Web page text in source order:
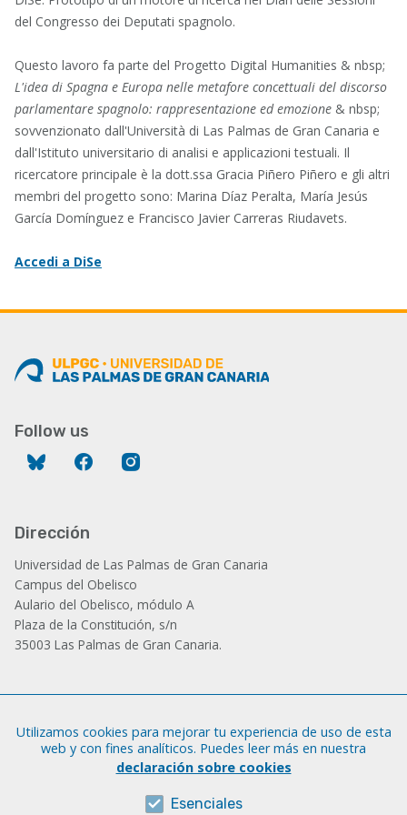
del Congresso dei Deputati spagnolo.
Questo lavoro fa parte del Progetto Digital Humanities & nbsp;
L'idea di Spagna e Europa nelle metafore concettuali del discorso
parlamentare spagnolo: rappresentazione ed emozione & nbsp;
sovvenzionato dall'Università di Las Palmas de Gran Canaria e
dall'Istituto universitario di analisi e applicazioni testuali. Il
ricercatore principale è la dott.ssa Gracia Piñero Piñero e gli altri
membri del progetto sono: Marina Díaz Peralta, María Jesús
García Domínguez e Francisco Javier Carreras Riudavets.
Accedi a DiSe
Follow us
Bluesky Facebook
Dirección
Universidad de Las Palmas de Gran Canaria
Campus del Obelisco
Aulario del Obelisco, módulo A
Plaza de la Constitución, s/n
35003 Las Palmas de Gran Canaria.
Tfno.: +34 928 452 771 / 452 787
Fax: +34 928 451 701
Utilizamos cookies para mejorar tu experiencia de uso de esta
web y con fines analíticos. Puedes leer más en nuestra
declaración sobre cookies
Esenciales